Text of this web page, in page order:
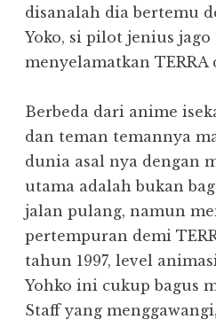
disanalah dia bertemu
Yoko, si pilot jenius jago
menyelamatkan TERRA
Berbeda dari anime
dan teman temannya
dunia asal nya dengan
utama adalah bukan
jalan pulang, namun
pertempuran demi
tahun 1997, level
Yohko ini cukup bagus
Staff yang